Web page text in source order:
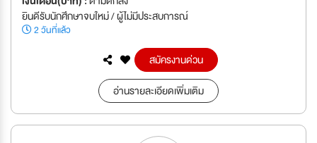
ยินดีรับนักศึกษาจบใหม่ / ผู้ไม่มีประสบการณ์
2 วันที่แล้ว
สมัครงานด่วน
อ่านรายละเอียดเพิ่มเติม